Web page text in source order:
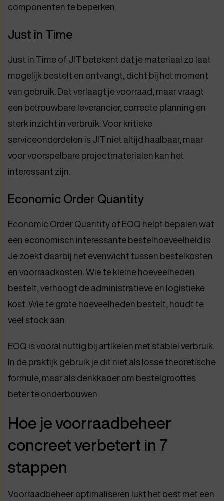
componenten te beperken.
Just in Time
Just in Time of JIT betekent dat je materiaal zo laat
mogelijk bestelt en ontvangt, dicht bij het moment
van gebruik. Dat verlaagt je voorraad, maar vraagt
een betrouwbare leverancier, correcte planning en
sterk inzicht in verbruik. Voor kritieke
serviceonderdelen is JIT niet altijd haalbaar, maar
voor voorspelbare projectmaterialen kan het
interessant zijn.
Economic Order Quantity
Economic Order Quantity of EOQ helpt bepalen wat
een economisch interessante bestelhoeveelheid is.
Je zoekt daarbij het evenwicht tussen bestelkosten
en voorraadkosten. Wie te kleine hoeveelheden
bestelt, verhoogt de administratieve en logistieke
kost. Wie te grote hoeveelheden bestelt, houdt te
veel stock aan.
EOQ is vooral nuttig bij artikelen met stabiel verbruik.
In de praktijk gebruik je dit niet als losse theoretische
formule, maar als denkkader om bestelgroottes
beter te onderbouwen.
Hoe je voorraadbeheer
concreet verbetert in 7
stappen
Voorraadbeheer optimaliseren lukt het best met een